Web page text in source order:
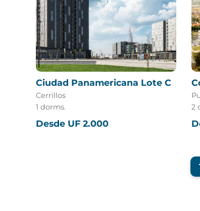
Ciudad Panamericana Lote C
Cerrillos
1 dorms.
Desde UF 2.000
2